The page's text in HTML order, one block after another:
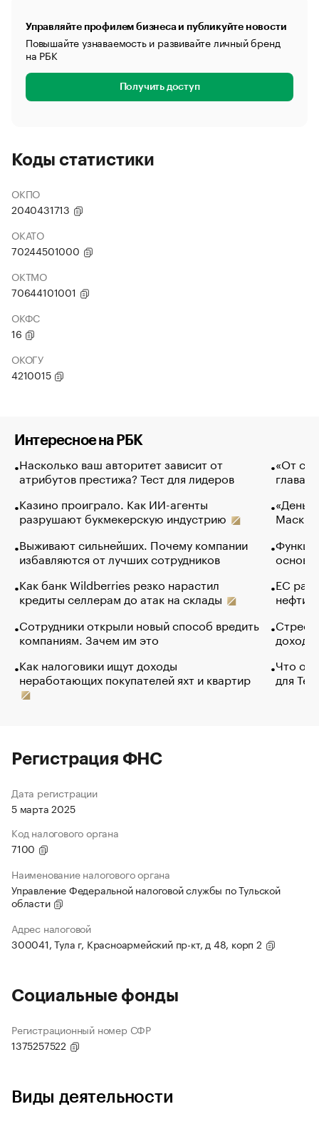
Управляйте профилем бизнеса и публикуйте новости
Повышайте узнаваемость и развивайте личный бренд
на РБК
Получить доступ
Коды статистики
ОКПО
2040431713
ОКАТО
70244501000
ОКТМО
70644101001
ОКФС
16
ОКОГУ
4210015
Интересное на РБК
Насколько ваш авторитет зависит от
атрибутов престижа? Тест для лидеров
Казино проиграло. Как ИИ-агенты
разрушают букмекерскую индустрию
Выживают сильнейших. Почему компании
избавляются от лучших сотрудников
Как банк Wildberries резко нарастил
кредиты селлерам до атак на склады
Сотрудники открыли новый способ вредить
компаниям. Зачем им это
Как налоговики ищут доходы
неработающих покупателей яхт и квартир
«От
глава
Маск в
основ
ЕС
нефти
Что
для
Регистрация ФНС
Дата регистрации
5 марта 2025
Код налогового органа
7100
Наименование налогового органа
Управление Федеральной налоговой службы по Тульской
области
Адрес налоговой
300041, Тула г, Красноармейский пр-кт, д 48, корп 2
Социальные фонды
Регистрационный номер СФР
1375257522
Виды деятельности